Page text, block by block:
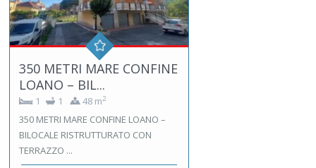
350 METRI MARE CONFINE
LOANO – BIL...
1 1 48 m2
350 METRI MARE CONFINE LOANO –
BILOCALE RISTRUTTURATO CON
TERRAZZO ...